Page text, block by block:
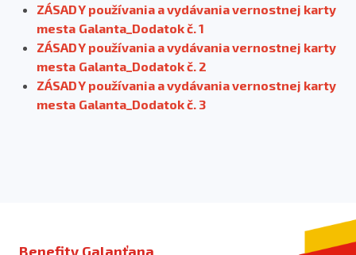
ZÁSADY používania a vydávania vernostnej karty
mesta Galanta_ Dodatok č. 1
ZÁSADY používania a vydávania vernostnej karty
mesta Galanta_ Dodatok č. 2
ZÁSADY používania a vydávania vernostnej karty
mesta Galanta_ Dodatok č. 3
Benefity Galanťana